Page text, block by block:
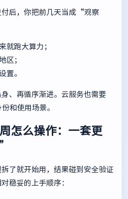
付后，你把前几天当成“观察
就跑大算力；
区；
置。
、再循序渐进。云服务也需要
和使用场景。
怎么操作：一套更
了就开始用，结果碰到安全验证
稳妥的上手顺序：